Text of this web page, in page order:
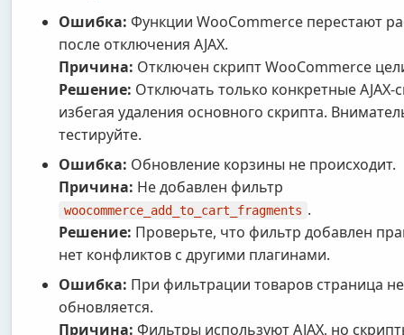
Ошибка: Функции WooCommerce перестают
после отключения AJAX.
Причина: Отключен скрипт WooCommerce
Решение: Отключать только конкретные AJAX-
избегая удаления основного скрипта.
тестируйте.
Ошибка: Обновление корзины не происходит.
Причина: Не добавлен фильтр
woocommerce_add_to_cart_fragments .
Решение: Проверьте, что фильтр добавлен
нет конфликтов с другими плагинами.
Ошибка: При фильтрации товаров страница не
обновляется.
Причина: Фильтры используют AJAX, но